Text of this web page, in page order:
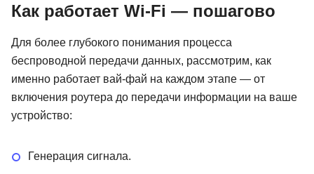
Как работает Wi-Fi — пошагово
Для более глубокого понимания процесса
беспроводной передачи данных, рассмотрим, как
именно работает вай-фай на каждом этапе — от
включения роутера до передачи информации на ваше
устройство:
Генерация сигнала.